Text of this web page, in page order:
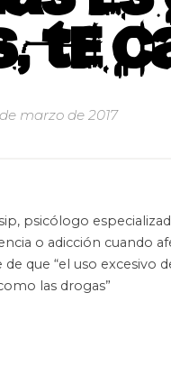
te
de marzo de 2017
psicólogo
o adicción cuando
de que “el uso
las drogas”